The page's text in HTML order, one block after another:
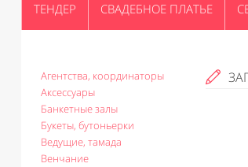
ТЕНДЕР СВАДЕБНОЕ ПЛАТЬЕ
Агентства, координаторы
Аксессуары
Банкетные залы
Букеты, бутоньерки
Ведущие, тамада
Венчание